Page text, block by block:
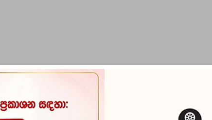
PIRIKARA BUDDHA STATUES RITUAL ITEMS &